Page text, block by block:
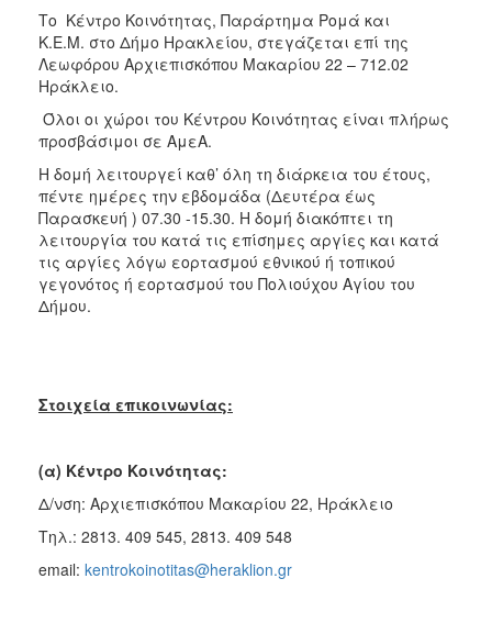
Το Κέντρο Κοινότητας, Παράρτημα Ρομά και
Κ.Ε.Μ. στο Δήμο Ηρακλείου, στεγάζεται επί της
Λεωφόρου Αρχιεπισκόπου Μακαρίου 22 – 712.02
Ηράκλειο.
Όλοι οι χώροι του Κέντρου Κοινότητας είναι πλήρως
προσβάσιμοι σε ΑμεΑ.
Η δομή λειτουργεί καθ’ όλη τη διάρκεια του έτους,
πέντε ημέρες την εβδομάδα (Δευτέρα έως
Παρασκευή ) 07.30 -15.30. Η δομή διακόπτει τη
λειτουργία του κατά τις επίσημες αργίες και κατά
τις αργίες λόγω εορτασμού εθνικού ή τοπικού
γεγονότος ή εορτασμού του Πολιούχου Αγίου του
Δήμου.
Στοιχεία επικοινωνίας:
(α) Κέντρο Κοινότητας:
Δ/νση: Αρχιεπισκόπου Μακαρίου 22, Ηράκλειο
Τηλ.: 2813. 409 545, 2813. 409 548
email: kentrokoinotitas@heraklion.gr